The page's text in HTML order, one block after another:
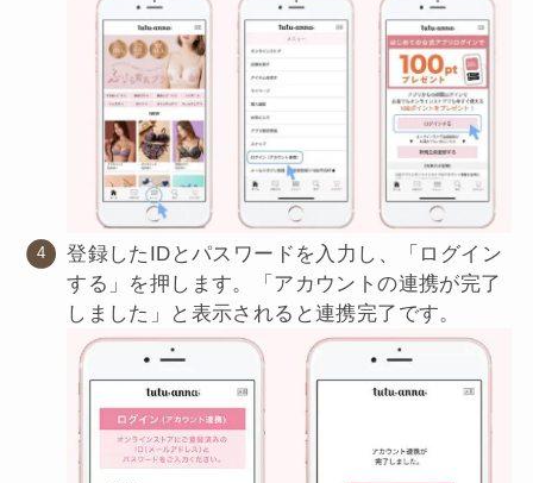
登録したIDとパスワードを入力し、「ログイン
する」を押します。「アカウントの連携が完了
しました」と表示されると連携完了です。